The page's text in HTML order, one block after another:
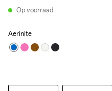
Op voorraad
Aerinite